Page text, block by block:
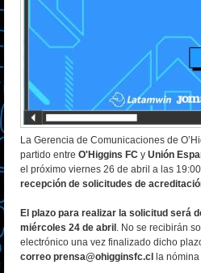
La Gerencia de Comunicaciones de
partido entre O'Higgins FC y Unión
el próximo viernes 26 de abril a las
recepción de solicitudes de
El plazo para realizar la solicitud será
miércoles 24 de abril . No se recibirán
electrónico una vez finalizado dicho
correo prensa@ohigginsfc.cl
la